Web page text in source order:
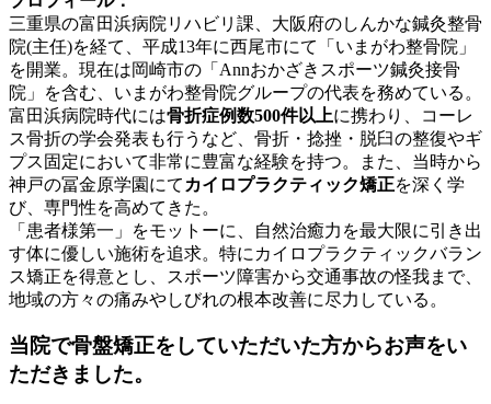
三重県の富田浜病院リハビリ課、大阪府のしんかな鍼灸整骨
院(主任)を経て、平成13年に西尾市にて「いまがわ整骨院」
を開業。現在は岡崎市の「Annおかざきスポーツ鍼灸接骨
院」を含む、いまがわ整骨院グループの代表を務めている。
富田浜病院時代には骨折症例数500件以上に携わり、コーレ
ス骨折の学会発表も行うなど、骨折・捻挫・脱臼の整復やギ
プス固定において非常に豊富な経験を持つ。また、当時から
神戸の冨金原学園にて カイロプラクティック矯正を深く学
び、専門性を高めてきた。
「患者様第一」をモットーに、自然治癒力を最大限に引き出
す体に優しい施術を追求。特にカイロプラクティックバラン
ス矯正を得意とし、スポーツ障害から交通事故の怪我まで、
地域の方々の痛みやしびれの根本改善に尽力している。
当院で骨盤矯正をしていただいた方からお声をい
ただきました。